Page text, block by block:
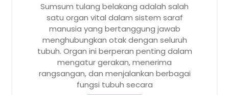
Sumsum tulang belakang adalah salah
satu organ vital dalam sistem saraf
manusia yang bertanggung jawab
menghubungkan otak dengan seluruh
tubuh. Organ ini berperan penting dalam
mengatur gerakan, menerima
rangsangan, dan menjalankan berbagai
fungsi tubuh secara